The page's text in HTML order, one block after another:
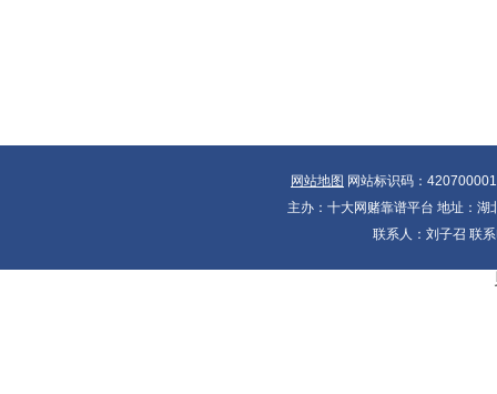
网站地图 网站标识码：
主办：十大网赌靠谱平台 地址：
联系人：刘子召 联